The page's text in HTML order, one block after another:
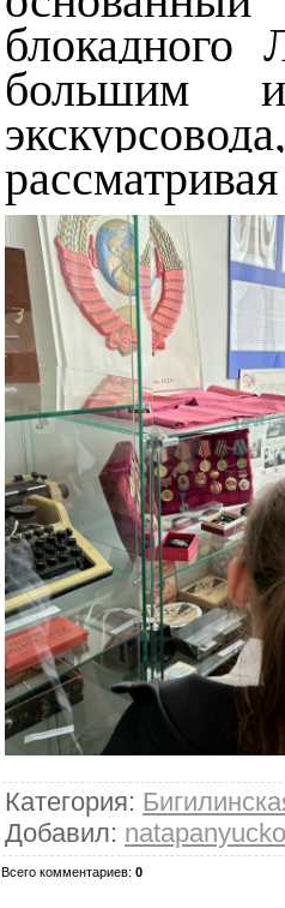
большим
Категория:
Добавил:
Всего комментариев: 0